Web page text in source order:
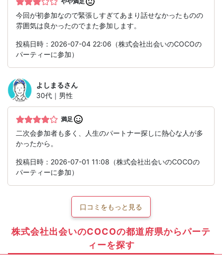
今回が初参加なので緊張しすぎてあまり話せなかったものの
雰囲気は良かったのでまた参加します。
投稿日時：2026-07-04 22:06（株式会社出会いのCOCOの
パーティーに参加）
よしまるさん
30代｜男性
満足
二次会参加者も多く、人生のパートナー探しに熱心な人が多
かったから。
投稿日時：2026-07-01 11:08（株式会社出会いのCOCOの
パーティーに参加）
口コミをもっと見る
株式会社出会いのCOCOの都道府県からパーテ
ィーを探す